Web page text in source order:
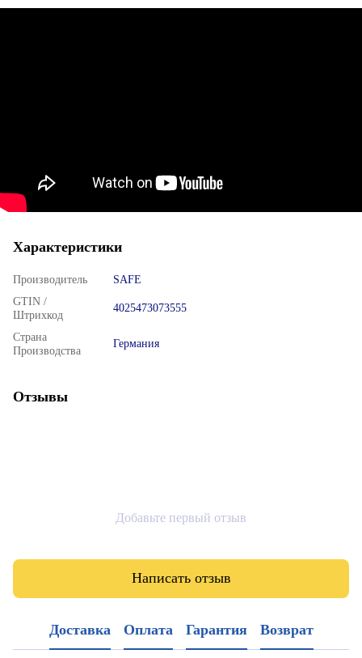
Характеристики
Производитель
SAFE
GTIN /
Штрихкод
4025473073555
Страна
Производства
Германия
Отзывы
Добавьте первый отзыв
Написать отзыв
Доставка Оплата Гарантия Возврат